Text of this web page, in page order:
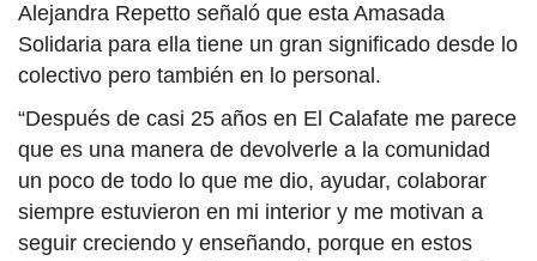
Alejandra Repetto señaló que esta Amasada
Solidaria para ella tiene un gran significado desde lo
colectivo pero también en lo personal.
“Después de casi 25 años en El Calafate me parece
que es una manera de devolverle a la comunidad
un poco de todo lo que me dio, ayudar, colaborar
siempre estuvieron en mi interior y me motivan a
seguir creciendo y enseñando, porque en estos